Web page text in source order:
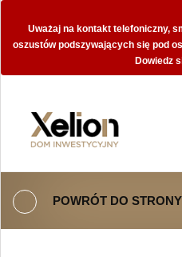
Uważaj na kontakt telefoniczny,
oszustów podszywających się pod
Dowiedz
POWRÓT DO